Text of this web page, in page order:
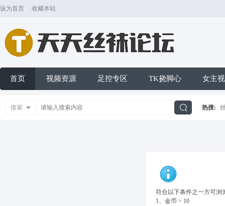
设为首页 收藏本站
首页 视频资源 足控专区 TK挠脚心 女主
搜索 热搜:
符合以下条件之一方可浏
1、金币 > 10